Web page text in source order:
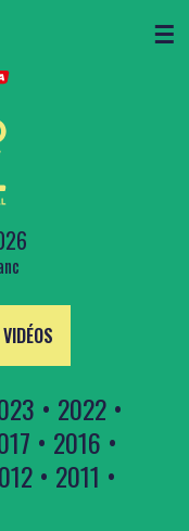
☰
VIDÉOS
• 2022 •
• 2016 •
• 2011 •